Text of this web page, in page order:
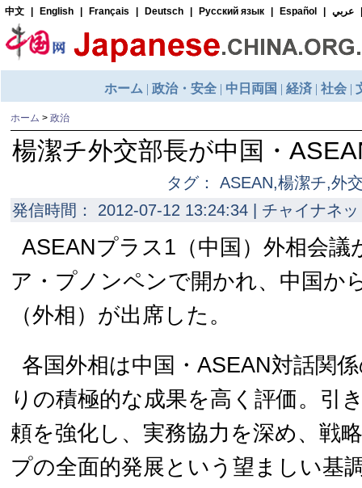
ホーム > 政治
楊潔チ外交部長が中国・
タグ： ASEAN,楊潔チ,外
発信時間： 2012-07-12 13:24:34 | チャイナネ
ASEANプラス1（中国）外相会議
ア・プノンペンで開かれ、中国か
（外相）が出席した。
各国外相は中国・ASEAN対話関
りの積極的な成果を高く評価。引
頼を強化し、実務協力を深め、戦
プの全面的発展という望ましい基